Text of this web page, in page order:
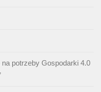
potrzeby Gospodarki 4.0